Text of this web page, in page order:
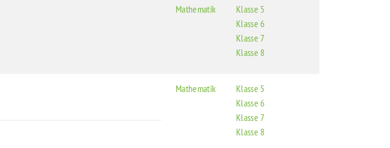
Mathematik
Klasse 5
Klasse 6
Klasse 7
Klasse 8
Mathematik
Klasse 5
Klasse 6
Klasse 7
Klasse 8